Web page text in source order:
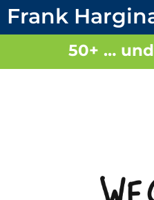
Frank
50+ …